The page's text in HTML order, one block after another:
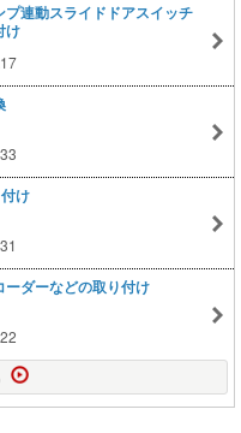
連動スライドドアスイッチ
け
け
ーダーなどの取り付け